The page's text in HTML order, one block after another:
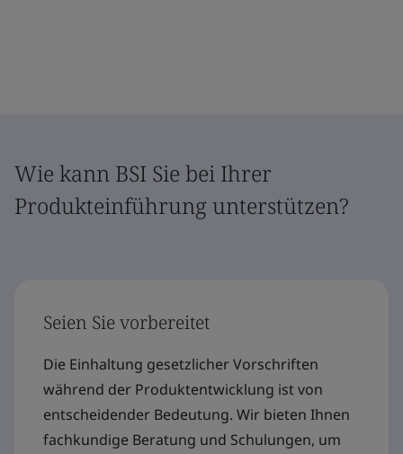
Wie kann BSI Sie bei Ihrer
Produkteinführung unterstützen?
Seien Sie vorbereitet
Die Einhaltung gesetzlicher Vorschriften
während der Produktentwicklung ist von
entscheidender Bedeutung. Wir bieten Ihnen
fachkundige Beratung und Schulungen, um